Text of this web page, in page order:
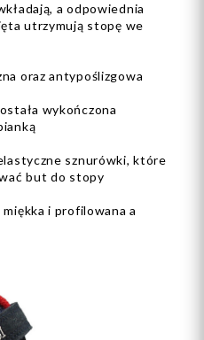
a odpowiednia
utrzymują stopę we
oraz antypoślizgowa
wykończona
sznurówki, które
but do stopy
i profilowana a